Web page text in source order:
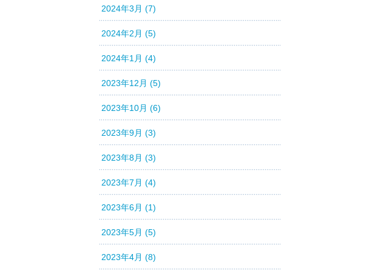
2024年3月 (7)
2024年2月 (5)
2024年1月 (4)
2023年12月 (5)
2023年10月 (6)
2023年9月 (3)
2023年8月 (3)
2023年7月 (4)
2023年6月 (1)
2023年5月 (5)
2023年4月 (8)